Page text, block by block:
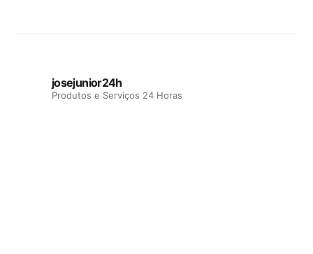
josejunior24h
Produtos e Serviços 24 Horas